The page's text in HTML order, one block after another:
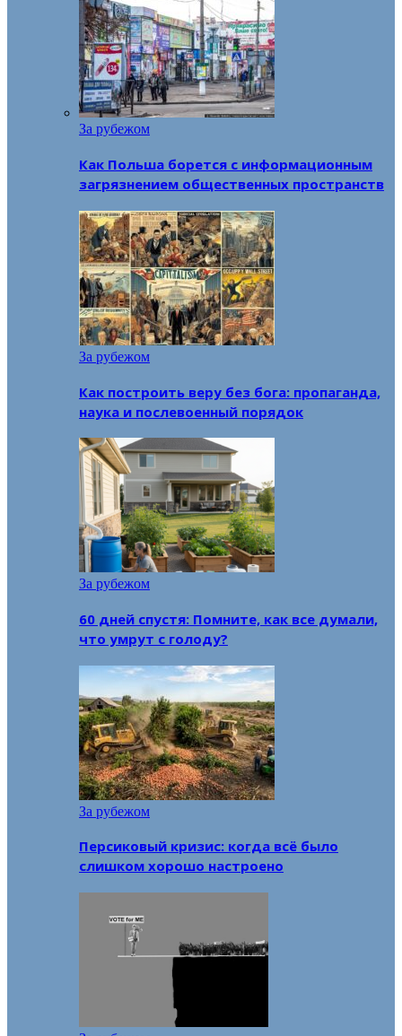
За рубежом
Как Польша борется с информационным
загрязнением общественных пространств
За рубежом
Как построить веру без бога: пропаганда,
наука и послевоенный порядок
За рубежом
60 дней спустя: Помните, как все думали,
что умрут с голоду?
За рубежом
Персиковый кризис: когда всё было
слишком хорошо настроено